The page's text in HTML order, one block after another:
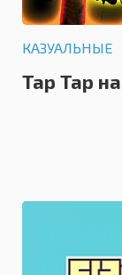
КАЗУАЛЬНЫЕ
Tap Tap